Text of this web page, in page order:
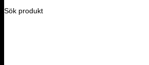
Sök produkt